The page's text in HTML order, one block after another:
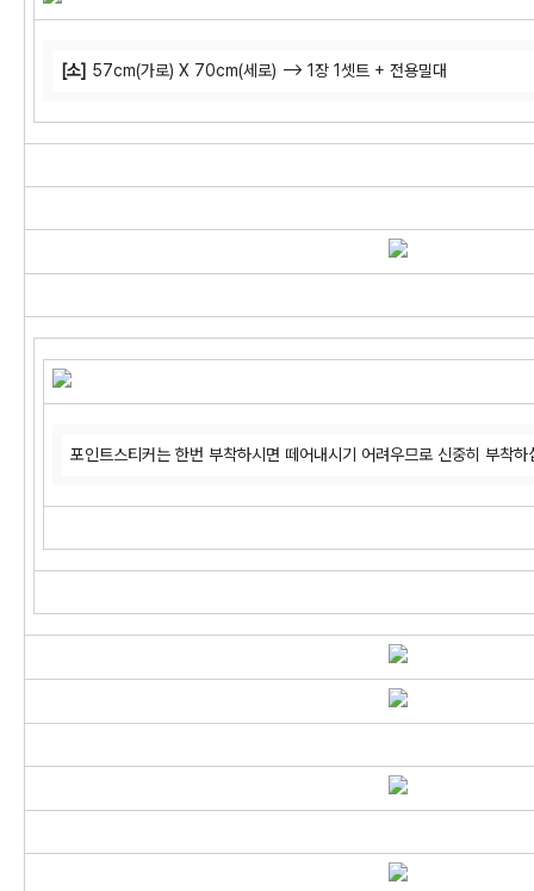
[소] 57cm(가로) X 70cm(세로) --> 1장 1셋트 + 전용밀대
포인트스티커는 한번 부착하시면 떼어내시기 어려우므로 신중히 부착하